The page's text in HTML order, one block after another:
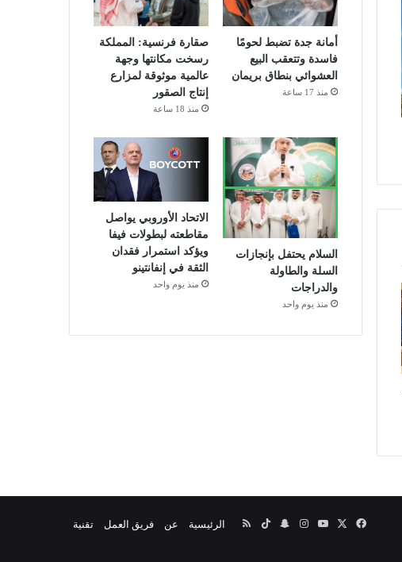
أمانة جدة تضبط لحومًا
فاسدة وتتعقب البيع
العشوائي بنطاق بريمان
منذ 17 ساعة
صقارة فرنسية: المملكة
رسخت مكانتها وجهة
عالمية موثوقة لمزارع
إنتاج الصقور
منذ 18 ساعة
السلام يحتفل بإنجازات
السلة والطاولة
والدراجات
منذ يوم واحد
الاتحاد الأوروبي يواصل
مقاطعته لبطولات فيفا
ويؤكد استمرار فقدان
الثقة في إنفانتينو
منذ يوم واحد
الرئيسية عن فريق العمل تقنية فيسبوك ‫YouTubeانستقرام
سناب ‫TikTokملخص